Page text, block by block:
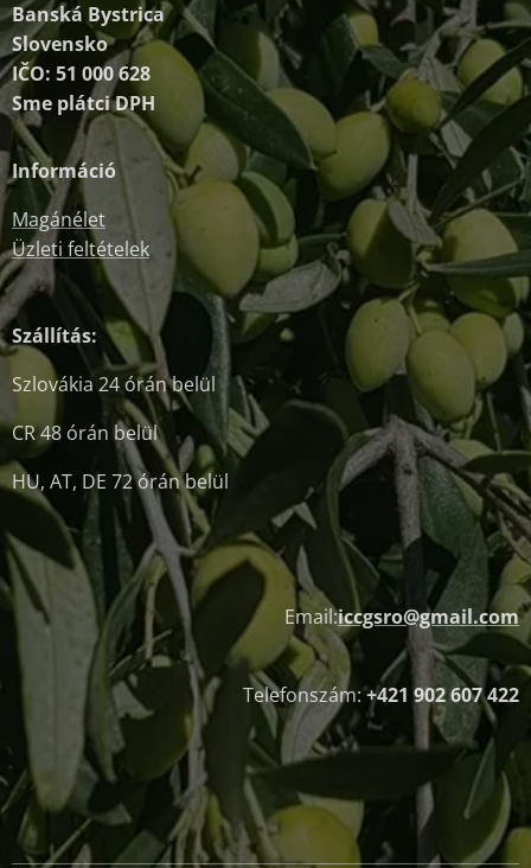
Banská Bystrica
Slovensko
IČO: 51 000 628
Sme plátci DPH
Információ
Magánélet
Üzleti feltételek
Szállítás:
Szlovákia 24 órán belül
CR 48 órán belül
HU, AT, DE 72 órán belül
Email:iccgsro@gmail.com
Telefonszám:+421 902 607 422